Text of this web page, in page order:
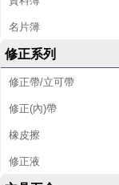
名片簿
修正系列
修正帶/立可帶
修正(內)帶
橡皮擦
修正液